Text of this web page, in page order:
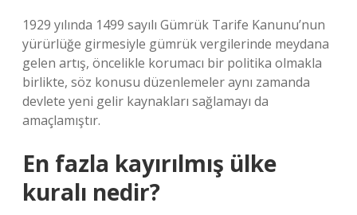
1929 yılında 1499 sayılı Gümrük Tarife Kanunu’nun
yürürlüğe girmesiyle gümrük vergilerinde meydana
gelen artış, öncelikle korumacı bir politika olmakla
birlikte, söz konusu düzenlemeler aynı zamanda
devlete yeni gelir kaynakları sağlamayı da
amaçlamıştır.
En fazla kayırılmış ülke
kuralı nedir?